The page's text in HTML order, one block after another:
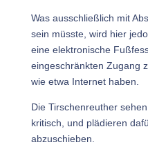
Was ausschließlich mit
sein müsste, wird hier
eine elektronische
eingeschränkten Zugang
wie etwa Internet haben.
Die Tirschenreuther
kritisch, und plädieren
abzuschieben.